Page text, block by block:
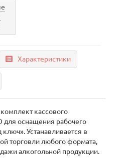
Характеристики
кассового
для оснащения рабочего
ключ». Устанавливается в
торговли любого формата,
алкогольной продукции.